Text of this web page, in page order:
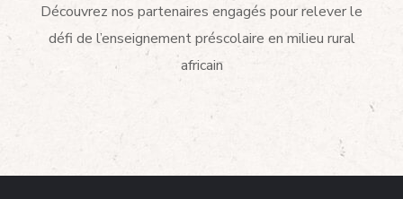
Découvrez nos partenaires engagés pour relever le
défi de l’enseignement préscolaire en milieu rural
africain